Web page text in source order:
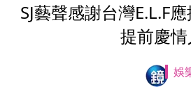
SJ藝聲感謝台灣E.L.F
提前慶
娛